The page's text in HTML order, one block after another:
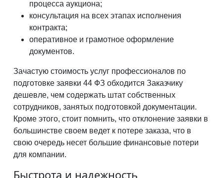
процесса аукциона;
консультация на всех этапах исполнения
контракта;
оперативное и грамотное оформление
документов.
Зачастую стоимость услуг профессионалов по
подготовке заявки 44 ФЗ обходится Заказчику
дешевле, чем содержать штат собственных
сотрудников, занятых подготовкой документации.
Кроме этого, стоит помнить, что отклонение заявки в
большинстве своем ведет к потере заказа, что в
свою очередь несет большие финансовые потери
для компании.
Быстрота и надежность